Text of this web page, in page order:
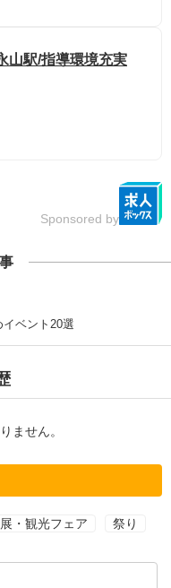
山駅/指導環境充実
Sponsored by
ベント20選
ません。
・観光フェア 祭り